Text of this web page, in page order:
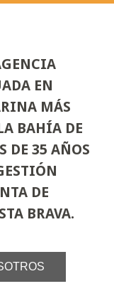
EN
MÁS
BAHÍA DE
DE 35 AÑOS
DE
BRAVA.